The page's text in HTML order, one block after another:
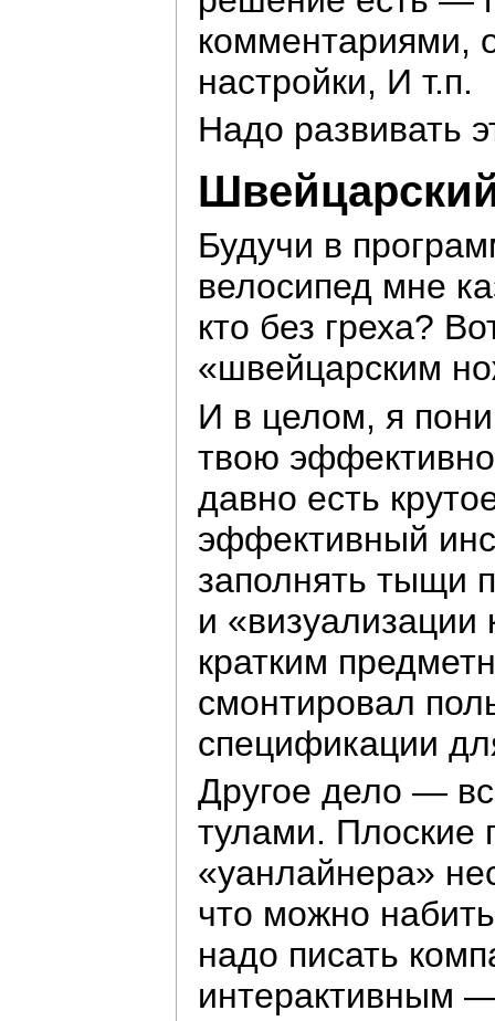
комментариями,
настройки, И т.п.
Надо развивать
Будучи в
велосипед мне
кто без греха?
«швейцарским
И в целом, я
твою
давно есть
эффективный
заполнять тыщи
и
кратким
смонтировал
спецификации
Другое дело —
тулами. Плоские
«уанлайнера»
что можно
надо писать
интерактивным